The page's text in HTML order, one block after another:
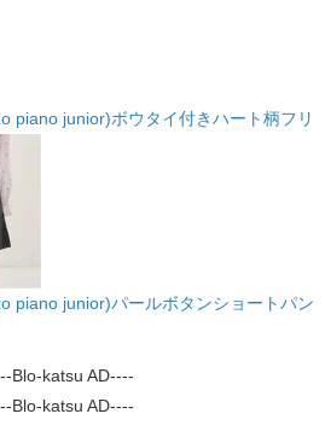
piano junior)ボウタイ付きハート柄フリ
piano junior)パールボタンショートパン
Blo-katsu AD----
Blo-katsu AD----